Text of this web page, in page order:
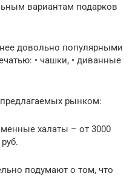
вариантам подарков
довольно популярными
• чашки, • диванные
рынком:
халаты – от 3000
подумают о том, что